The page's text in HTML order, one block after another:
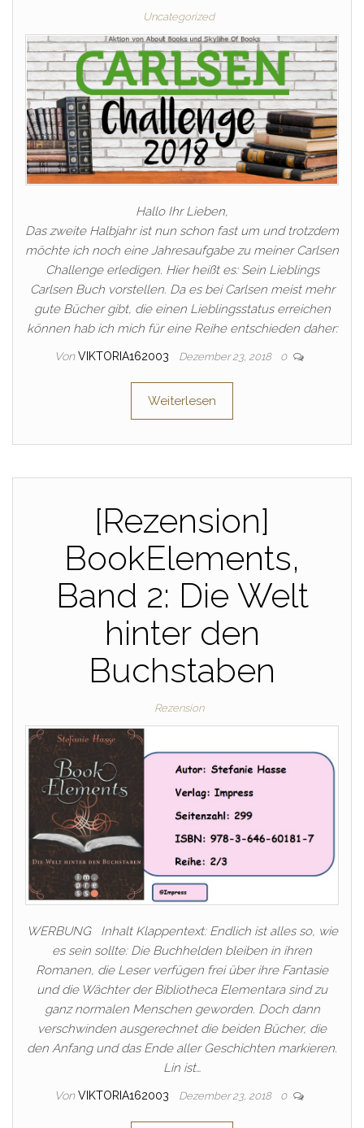
Uncategorized
Hallo Ihr Lieben,
Das zweite Halbjahr ist nun schon fast um und trotzdem
möchte ich noch eine Jahresaufgabe zu meiner Carlsen
Challenge erledigen. Hier heißt es: Sein Lieblings
Carlsen Buch vorstellen. Da es bei Carlsen meist mehr
gute Bücher gibt, die einen Lieblingsstatus erreichen
können hab ich mich für eine Reihe entschieden daher:
Von VIKTORIA162003 Dezember 23, 2018 0
Weiterlesen
[Rezension]
BookElements,
Band 2: Die Welt
hinter den
Buchstaben
Rezension
WERBUNG Inhalt Klappentext: Endlich ist alles so, wie
es sein sollte: Die Buchhelden bleiben in ihren
Romanen, die Leser verfügen frei über ihre Fantasie
und die Wächter der Bibliotheca Elementara sind zu
ganz normalen Menschen geworden. Doch dann
verschwinden ausgerechnet die beiden Bücher, die
den Anfang und das Ende aller Geschichten markieren.
Lin ist…
Von VIKTORIA162003 Dezember 23, 2018 0